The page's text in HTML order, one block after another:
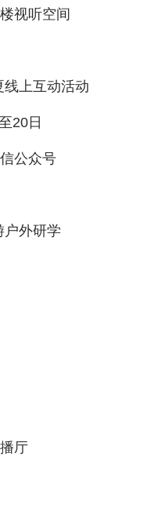
视听空间
上互动活动
20日
公众号
外研学
厅